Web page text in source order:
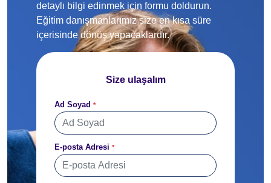
detaylı bilgi edinmek için formu doldurun.
Eğitim danışmanlarımız size en kısa süre
içerisinde dönüş yapacaklardır.
Size ulaşalım
Ad Soyad *
E-posta Adresi *